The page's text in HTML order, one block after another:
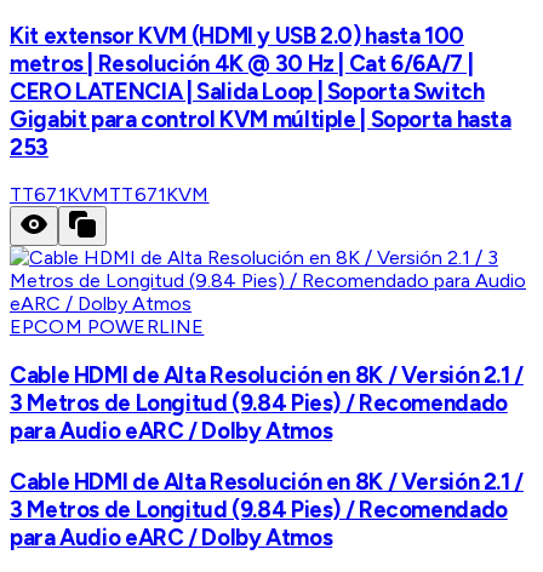
Kit extensor KVM (HDMI y USB 2.0) hasta 100
metros | Resolución 4K @ 30 Hz | Cat 6/6A/7 |
CERO LATENCIA | Salida Loop | Soporta Switch
Gigabit para control KVM múltiple | Soporta hasta
253
TT671KVMTT671KVM
EPCOM POWERLINE
Cable HDMI de Alta Resolución en 8K / Versión 2.1 /
3 Metros de Longitud (9.84 Pies) / Recomendado
para Audio eARC / Dolby Atmos
Cable HDMI de Alta Resolución en 8K / Versión 2.1 /
3 Metros de Longitud (9.84 Pies) / Recomendado
para Audio eARC / Dolby Atmos